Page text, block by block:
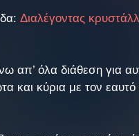
Διαλέγοντας
όλα διάθεση για
και κύρια με τον εαυτό